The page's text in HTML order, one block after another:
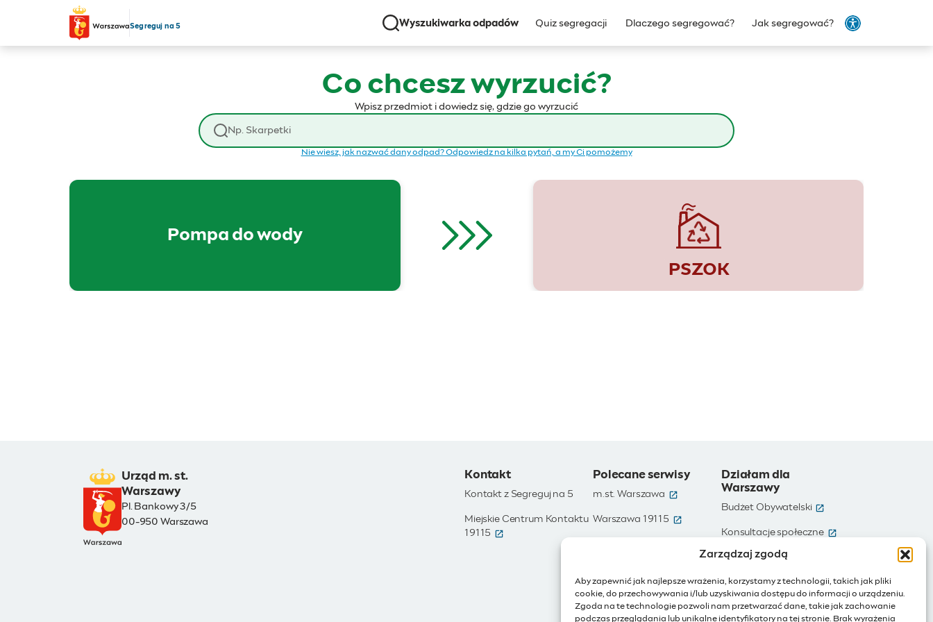
Zarządzaj zgodą
Aby zapewnić jak najlepsze wrażenia, korzystamy z technologii, takich jak pliki
cookie, do przechowywania i/lub uzyskiwania dostępu do informacji o urządzeniu.
Zgoda na te technologie pozwoli nam przetwarzać dane, takie jak zachowanie
podczas przeglądania lub unikalne identyfikatory na tej stronie. Brak wyrażenia
Przejdź do treści
Segreguj na 5 Wyszukiwarka odpadów Quiz segregacji Dlaczego segregować? Jak segregować?
Co chcesz wyrzucić?
Wpisz przedmiot i dowiedz się, gdzie go wyrzucić
Wyszukaj odpad
Nie wiesz, jak nazwać dany odpad? Odpowiedz na kilka pytań, a my Ci pomożemy
Pompa do wody
PSZOK
Urząd m. st.
Warszawy
Pl. Bankowy 3/5
00-950 Warszawa
Kontakt
Kontakt z Segreguj na 5
Miejskie Centrum Kontaktu
19115
Polecane serwisy
m.st. Warszawa (otwiera się w nowym oknie)
Warszawa 19115 (otwiera się w nowym oknie)
Zamówienia publiczne (otwiera się w nowym oknie)
IoT - Internet rzeczy (otwiera się w nowym oknie)
Działam dla
Warszawy
Budżet Obywatelski
Konsultacje społeczne (otwiera się w
Ochotnicy Warszawscy (otwiera się w